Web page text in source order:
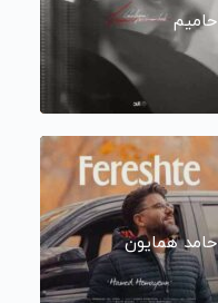
حامیم
حامد همایون